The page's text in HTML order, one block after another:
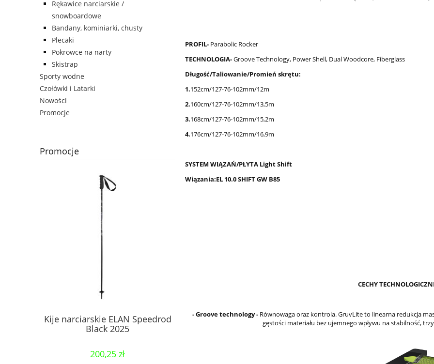
Rękawice narciarskie /
snowboardowe
Bandany, kominiarki, chusty
Plecaki
Pokrowce na narty
Skistrap
Sporty wodne
Czołówki i Latarki
Nowości
Promocje
Promocje
Kije narciarskie ELAN Speedrod
Black 2025
200,25 zł
Narty ELAN Insomnia 15 C WHITE
LS 2026 + wiązania EL 9.0
Narty ELAN Wingman 82
2025 + wiązania EMX 12
2 799,00 zł
PROFIL- Parabolic Rocker
TECHNOLOGIA-Groove Technology, Power Shell, Dual Woodcore, Fiberglass
Długość/Taliowanie/Promień skrętu:
1.152cm/127-76-102mm/12m
2.160cm/127-76-102mm/13,5m
3.168cm/127-76-102mm/15,2m
4.176cm/127-76-102mm/16,9m
SYSTEM WIĄZAŃ/PŁYTA Light Shift
Wiązania:EL 10.0 SHIFT GW B85
CECHY
- Groove technology - Równowaga oraz kontrola. GruvLite to linearna redukcja
gęstości materiału bez ujemnego wpływu na stabilność,